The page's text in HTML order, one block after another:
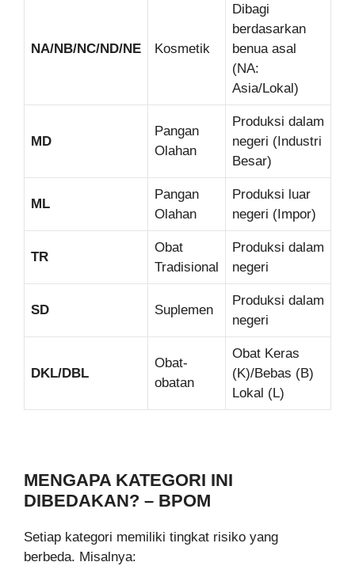
NA/NB/NC/ND/NE Kosmetik
Dibagi
berdasarkan
benua asal
(NA:
Asia/Lokal)
MD
Pangan
Olahan
Produksi dalam
negeri (Industri
Besar)
ML
Pangan
Olahan
Produksi luar
negeri (Impor)
TR
Obat
Tradisional
Produksi dalam
negeri
SD Suplemen
Produksi dalam
negeri
DKL/DBL
Obat-
obatan
Obat Keras
(K)/Bebas (B)
Lokal (L)
MENGAPA KATEGORI INI
DIBEDAKAN? – BPOM
Setiap kategori memiliki tingkat risiko yang
berbeda. Misalnya: